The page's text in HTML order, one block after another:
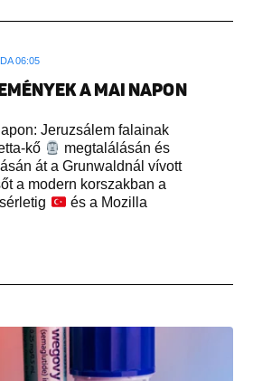
06:05
A MAI NAPON
Jeruzsálem falainak
kő
megtalálásán és
át a Grunwaldnál vívott
a modern korszakban a
és a Mozilla